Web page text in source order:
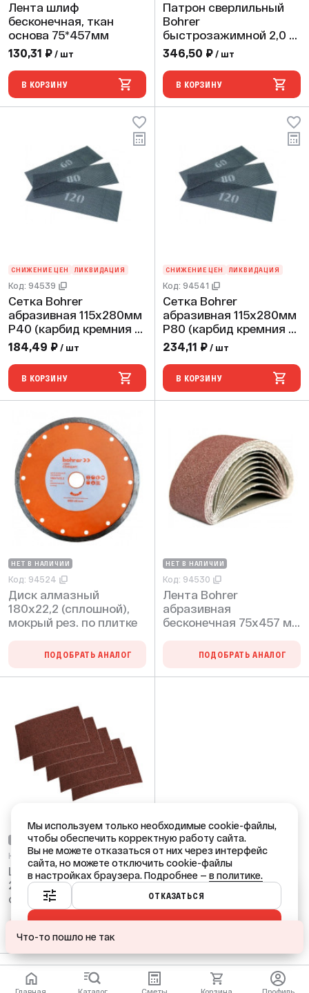
Лента шлиф
бесконечная, ткан
основа 75*457мм
130,31 ₽ / шт
В КОРЗИНУ
Патрон сверлильный
Bohrer
быстрозажимной 2,0 -
13,0 мм(посадка 1/2"
346,50 ₽ / шт
В КОРЗИНУ
СНИЖЕНИЕ ЦЕН ЛИКВИДАЦИЯ
Код: 94539
Сетка Bohrer
абразивная 115х280мм
P40 (карбид кремния с
кварцем) водостойкая
двусторонняя (10 шт)
184,49 ₽ / шт
В КОРЗИНУ
СНИЖЕНИЕ ЦЕН ЛИКВИДАЦИЯ
Код: 94541
Сетка Bohrer
абразивная 115х280мм
P80 (карбид кремния с
кварцем) водостойкая
двусторонняя (10 шт)
234,11 ₽ / шт
В КОРЗИНУ
НЕТ В НАЛИЧИИ
Код: 94524
Диск алмазный
180х22,2 (сплошной),
мокрый рез. по плитке
ПОДОБРАТЬ АНАЛОГ
НЕТ В НАЛИЧИИ
Код: 94530
Лента Bohrer
абразивная
бесконечная 75х457 мм
оксид алюминия)
ПОДОБРАТЬ АНАЛОГ
НЕТ В НАЛИЧИИ
Код: 94536
Шлифлист Bohrer
230x280 P36 тканевая
основа, водостойкий
(оксид алюминия)
Ваш город — Краснодар?
Мы используем только необходимые cookie-файлы,
чтобы обеспечить корректную работу сайта.
Вы не можете отказаться от них через интерфейс
сайта, но можете отключить cookie-файлы
в настройках браузера. Подробнее — в политике.
ОТКАЗАТЬСЯ
ПРИНЯТЬ ВСЕ
Что-то пошло не так
Главная Каталог Сметы Корзина Профиль